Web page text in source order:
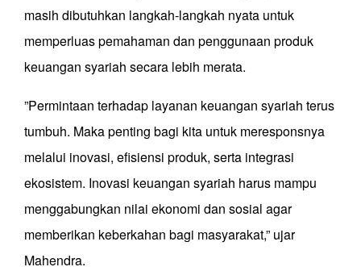
masih dibutuhkan langkah-langkah nyata untuk
memperluas pemahaman dan penggunaan produk
keuangan syariah secara lebih merata.
”Permintaan terhadap layanan keuangan syariah terus
tumbuh. Maka penting bagi kita untuk meresponsnya
melalui inovasi, efisiensi produk, serta integrasi
ekosistem. Inovasi keuangan syariah harus mampu
menggabungkan nilai ekonomi dan sosial agar
memberikan keberkahan bagi masyarakat,” ujar
Mahendra.